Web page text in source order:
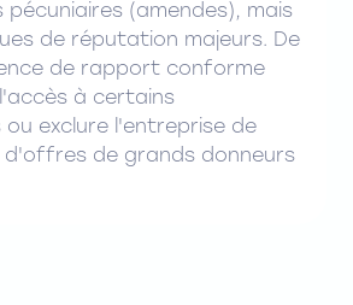
pécuniaires (amendes), mais
de réputation majeurs. De
de rapport conforme
à certains
exclure l'entreprise de
de grands donneurs